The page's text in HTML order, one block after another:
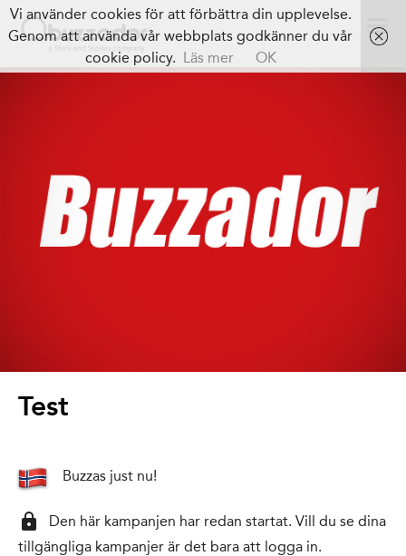
Test
Buzzas just nu!
lock
Den här kampanjen har redan startat. Vill du se dina
tillgängliga kampanjer är det bara att logga in.
Vi använder cookies för att förbättra din upplevelse.
Genom att använda vår webbplats godkänner du vår
cookie policy. Läs mer OK